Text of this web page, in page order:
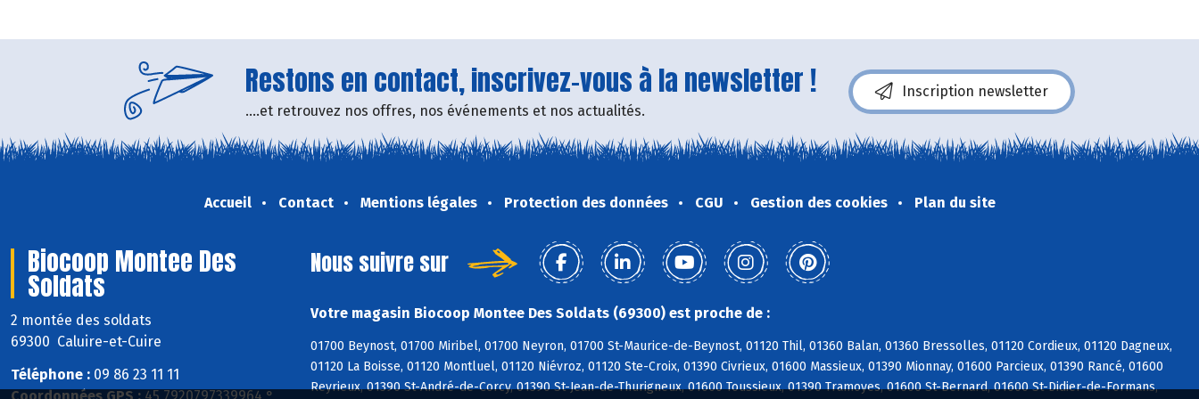
Restons en contact, inscrivez-vous à la newsletter !
....et retrouvez nos offres, nos événements et nos actualités.
Inscription newsletter
Accueil Contact Mentions légales Protection des données CGU Gestion des cookies Plan du site
Biocoop Montee Des
Soldats
2 montée des soldats
69300 Caluire-et-Cuire
Téléphone : 09 86 23 11 11
Coordonnées GPS : 45,7920797339964 ° ,
Nous suivre sur
Votre magasin Biocoop Montee Des Soldats (69300) est proche de :
01700 Beynost, 01700 Miribel, 01700 Neyron, 01700 St-Maurice-de-Beynost, 01120 Thil, 01360 Balan, 01360 Bressolles, 01120 Cordieux, 01120 Dagneux,
01120 La Boisse, 01120 Montluel, 01120 Niévroz, 01120 Ste-Croix, 01390 Civrieux, 01600 Massieux, 01390 Mionnay, 01600 Parcieux, 01390 Rancé, 01600
Reyrieux, 01390 St-André-de-Corcy, 01390 St-Jean-de-Thurigneux, 01600 Toussieux, 01390 Tramoyes, 01600 St-Bernard, 01600 St-Didier-de-Formans,